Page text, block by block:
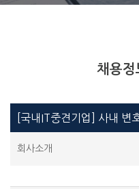
채용정
[국내IT중견기업] 사내 변
회사소개